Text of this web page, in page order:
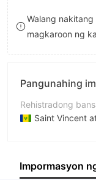
9 7
8
8
9
Walang
magkaroon ng
Pangunahing
Rehistradong
Saint Vincent
Kumpanya
Impormasyon